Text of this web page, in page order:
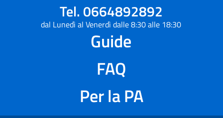
Tel. 0664892892
dal Lunedì al Venerdì dalle 8:30 alle 18:30
Guide
FAQ
Per la PA